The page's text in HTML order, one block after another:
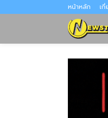
หน้าหลัก เกี่